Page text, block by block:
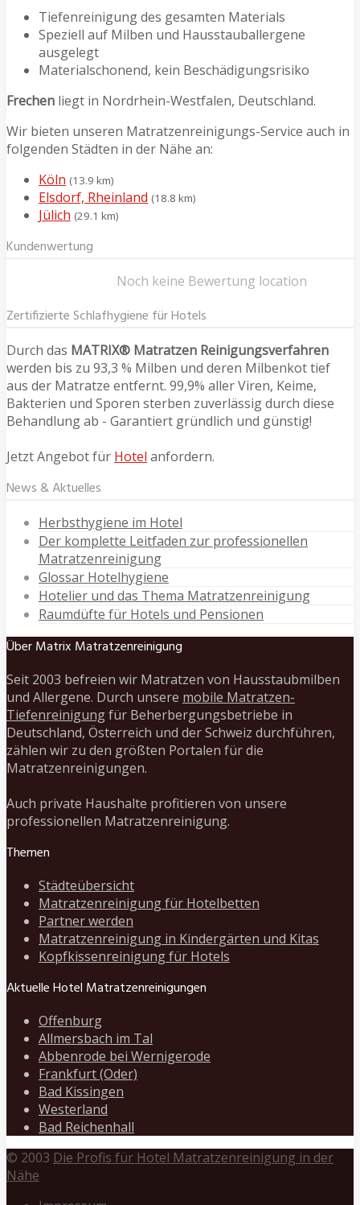
Tiefenreinigung des gesamten Materials
Speziell auf Milben und Hausstauballergene
ausgelegt
Materialschonend, kein Beschädigungsrisiko
Frechen liegt in Nordrhein-Westfalen, Deutschland.
Wir bieten unseren Matratzenreinigungs-Service auch in
folgenden Städten in der Nähe an:
Köln (13.9 km)
Elsdorf, Rheinland (18.8 km)
Jülich (29.1 km)
Kundenwertung
Noch keine Bewertung location
Zertifizierte Schlafhygiene für Hotels
Durch das MATRIX® Matratzen Reinigungsverfahren
werden bis zu 93,3 % Milben und deren Milbenkot tief
aus der Matratze entfernt. 99,9% aller Viren, Keime,
Bakterien und Sporen sterben zuverlässig durch diese
Behandlung ab - Garantiert gründlich und günstig!
Jetzt Angebot für Hotel anfordern.
News & Aktuelles
Herbsthygiene im Hotel
Der komplette Leitfaden zur professionellen
Matratzenreinigung
Glossar Hotelhygiene
Hotelier und das Thema Matratzenreinigung
Raumdüfte für Hotels und Pensionen
Über Matrix Matratzenreinigung
Seit 2003 befreien wir Matratzen von Hausstaubmilben
und Allergene. Durch unsere mobile Matratzen-
Tiefenreinigungfür Beherbergungsbetriebe in
Deutschland, Österreich und der Schweiz durchführen,
zählen wir zu den größten Portalen für die
Matratzenreinigungen.
Auch private Haushalte profitieren von unsere
professionellen Matratzenreinigung.
Themen
Städteübersicht
Matratzenreinigung für Hotelbetten
Partner werden
Matratzenreinigung in Kindergärten und Kitas
Kopfkissenreinigung für Hotels
Aktuelle Hotel Matratzenreinigungen
Offenburg
Allmersbach im Tal
Abbenrode bei Wernigerode
Frankfurt (Oder)
Bad Kissingen
Westerland
Bad Reichenhall
© 2003 Die Profis für Hotel Matratzenreinigung in der
Nähe